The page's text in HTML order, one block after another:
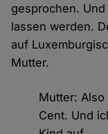
gesprochen.
lassen werden.
auf
Mutter.
Mutter:
Cent. Und